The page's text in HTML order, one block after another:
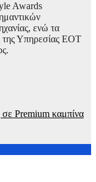
Awards
ενώ τα
της Υπηρεσίας ΕΟΤ
Premium καμπίνα